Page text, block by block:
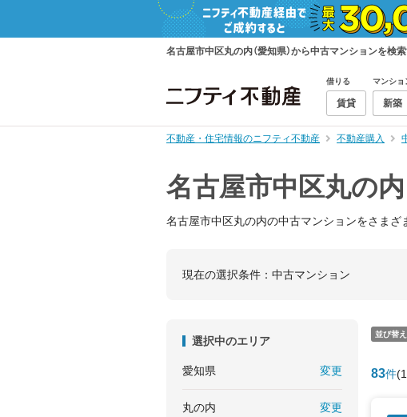
名古屋市中区丸の内（愛知県）から中古マンションを
借りる
賃貸
マンショ
新築
不動産・住宅情報のニフティ不動産 不動産購入
名古屋市中区丸の内
名古屋市中区丸の内の中古マンションをさまざ
現在の選択条件： 中古マンション
選択中のエリア
愛知県 変更
丸の内 変更
並び替え
83件